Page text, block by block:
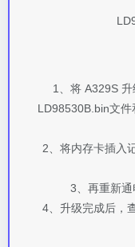
1、将 A329S
LD98530B.bin文
2、将内存卡插入
3、再重新通
4、升级完成后，